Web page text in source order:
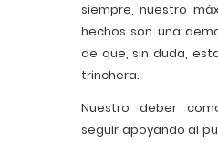
siempre, nuestro
hechos son una
de que, sin duda,
trinchera.
Nuestro deber
seguir apoyando al